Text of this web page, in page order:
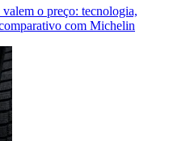
o preço: tecnologia,
com Michelin